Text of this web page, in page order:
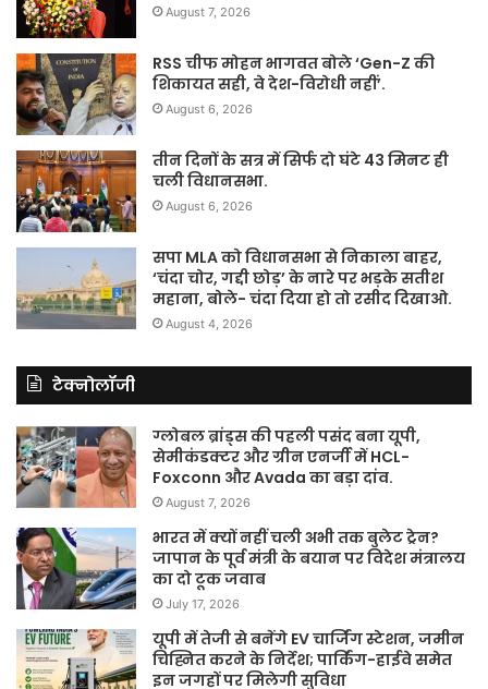
August 7, 2026
RSS चीफ मोहन भागवत बोले ‘Gen-Z की
शिकायत सही, वे देश-विरोधी नहीं’.
August 6, 2026
तीन दिनों के सत्र में सिर्फ दो घंटे 43 मिनट ही
चली विधानसभा.
August 6, 2026
सपा MLA को विधानसभा से निकाला बाहर,
‘चंदा चोर, गद्दी छोड़’ के नारे पर भड़के सतीश
महाना, बोले- चंदा दिया हो तो रसीद दिखाओ.
August 4, 2026
टेक्नोलॉजी
ग्लोबल ब्रांड्स की पहली पसंद बना यूपी,
सेमीकंडक्टर और ग्रीन एनर्जी में HCL-
Foxconn और Avada का बड़ा दांव.
August 7, 2026
भारत में क्यों नहीं चली अभी तक बुलेट ट्रेन?
जापान के पूर्व मंत्री के बयान पर विदेश मंत्रालय
का दो टूक जवाब
July 17, 2026
यूपी में तेजी से बनेंगे EV चार्जिंग स्टेशन, जमीन
चिह्नित करने के निर्देश; पार्किंग-हाईवे समेत
इन जगहों पर मिलेगी सुविधा